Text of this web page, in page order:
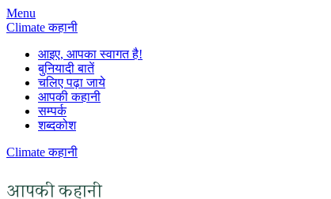
Skip
to
Menu
Climate कहानी
आइए, आपका स्वागत है!
बुनियादी बातें
चलिए पढ़ा जाये
आपकी कहानी
सम्पर्क
शब्दकोश
Climate कहानी
आपकी कहानी